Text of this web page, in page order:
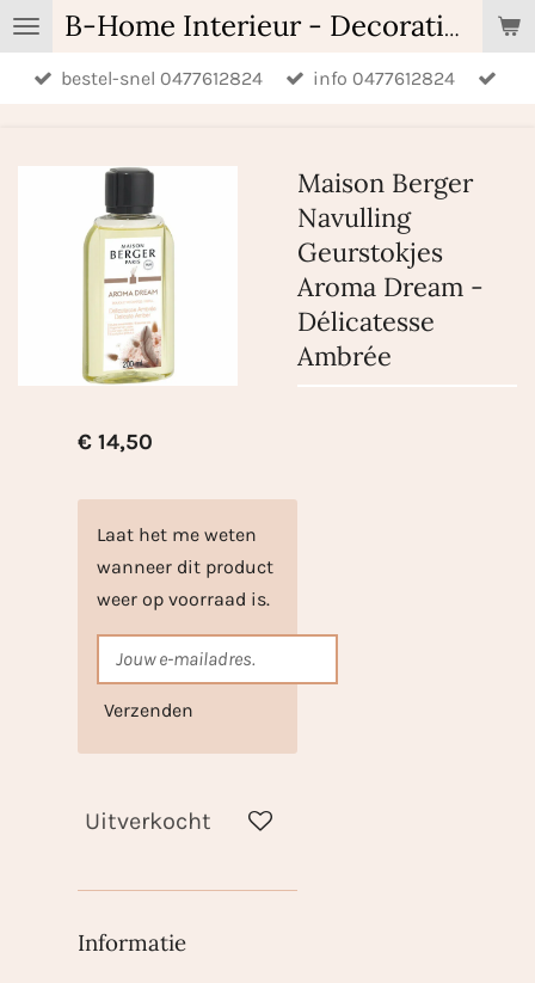
Ga
direct
naar
B-Home Interieur - Decoratie & Geschenken - Geurartikelen
bestel-snel 0477612824 info 0477612824
Maison Berger
Navulling
Geurstokjes
Aroma Dream -
Délicatesse
Ambrée
€ 14,50
Laat het me weten
wanneer dit product
weer op voorraad is.
Verzenden
Uitverkocht
Informatie